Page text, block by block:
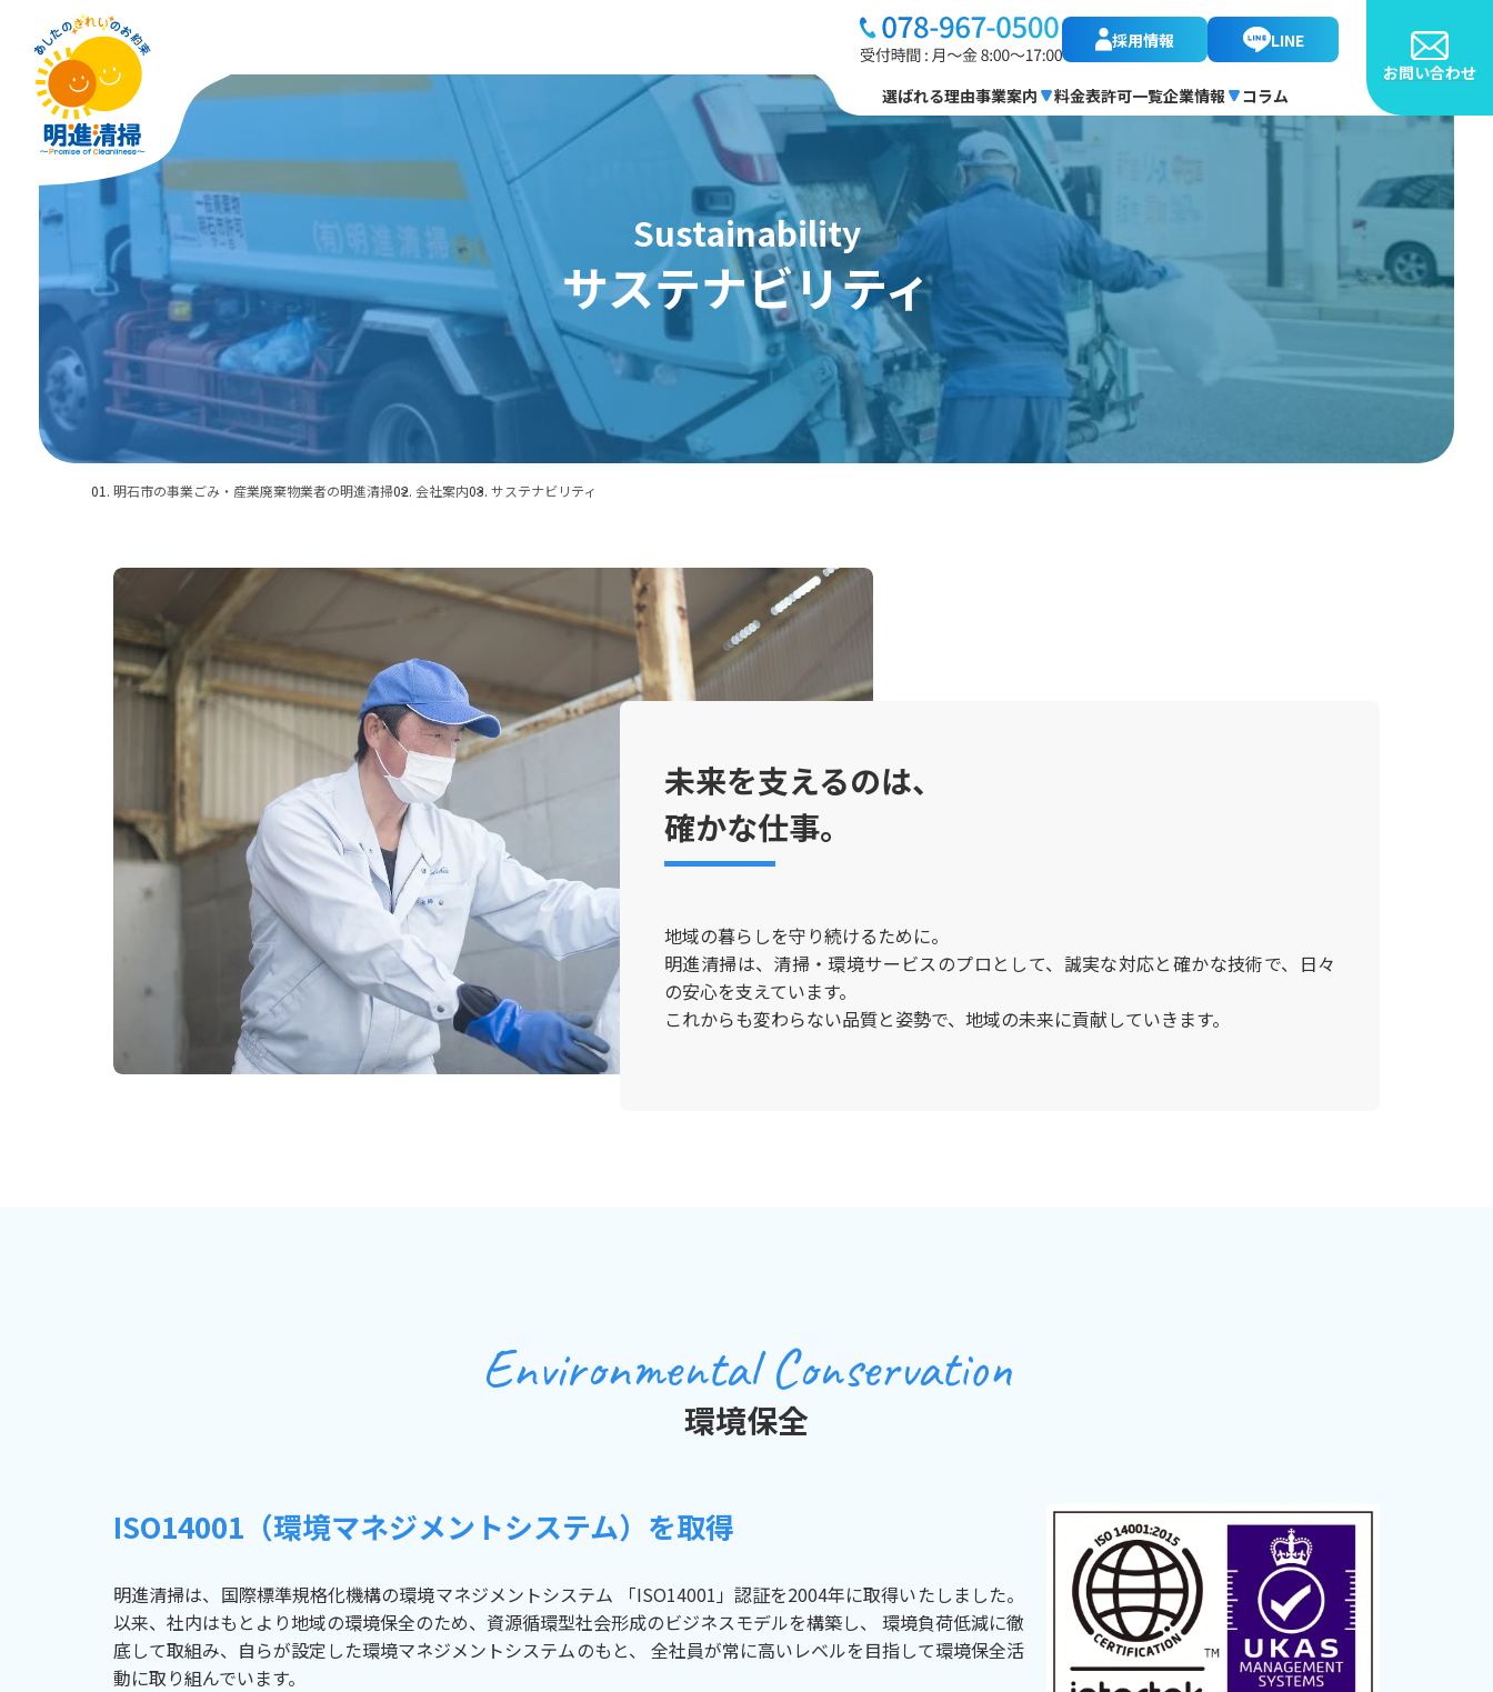
採用情報
LINE
お問い合わせ
選ばれる理由事業案内 料金表許可一覧企業情報 コラム
sustainability
サステナビリティ
明石市の事業ごみ・産業廃棄物業者の明進清掃 会社案内 サステナビリティ
未来を支えるのは、
確かな仕事。
地域の暮らしを守り続けるために。
明進清掃は、清掃・環境サービスのプロとして、誠実な対応と確かな技術で、日々
の安心を支えています。
これからも変わらない品質と姿勢で、地域の未来に貢献していきます。
Environmental Conservation
環境保全
ISO14001（環境マネジメントシステム）を取得
明進清掃は、国際標準規格化機構の環境マネジメントシステム 「ISO14001」認証を2004年に取得いたしました。
以来、社内はもとより地域の環境保全のため、資源循環型社会形成のビジネスモデルを構築し、 環境負荷低減に徹
底して取組み、自らが設定した環境マネジメントシステムのもと、 全社員が常に高いレベルを目指して環境保全活
動に取り組んでいます。